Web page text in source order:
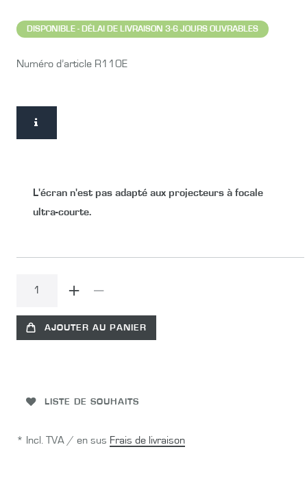
DISPONIBLE - DÉLAI DE LIVRAISON 3-6 JOURS OUVRABLES
Numéro d’article R110E
L'écran n'est pas adapté aux projecteurs à focale
ultra-courte.
AJOUTER AU PANIER
LISTE DE SOUHAITS
* Incl. TVA / en sus Frais de livraison